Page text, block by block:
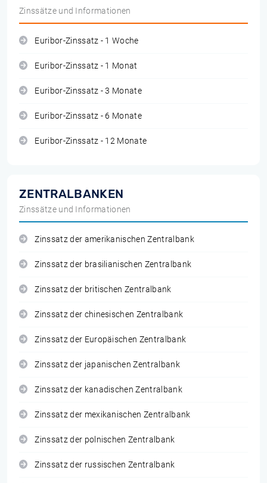
Zinssätze und Informationen
Euribor-Zinssatz - 1 Woche
Euribor-Zinssatz - 1 Monat
Euribor-Zinssatz - 3 Monate
Euribor-Zinssatz - 6 Monate
Euribor-Zinssatz - 12 Monate
ZENTRALBANKEN
Zinssätze und Informationen
Zinssatz der amerikanischen Zentralbank
Zinssatz der brasilianischen Zentralbank
Zinssatz der britischen Zentralbank
Zinssatz der chinesischen Zentralbank
Zinssatz der Europäischen Zentralbank
Zinssatz der japanischen Zentralbank
Zinssatz der kanadischen Zentralbank
Zinssatz der mexikanischen Zentralbank
Zinssatz der polnischen Zentralbank
Zinssatz der russischen Zentralbank